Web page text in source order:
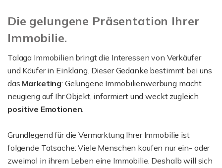
Die gelungene Präsentation Ihrer
Immobilie.
Talaga Immobilien bringt die Interessen von Verkäufer
und Käufer in Einklang. Dieser Gedanke bestimmt bei uns
das Marketing: Gelungene Immobilienwerbung macht
neugierig auf Ihr Objekt, informiert und weckt zugleich
positive Emotionen.
Grundlegend für die Vermarktung Ihrer Immobilie ist
folgende Tatsache: Viele Menschen kaufen nur ein- oder
zweimal in ihrem Leben eine Immobilie. Deshalb will sich